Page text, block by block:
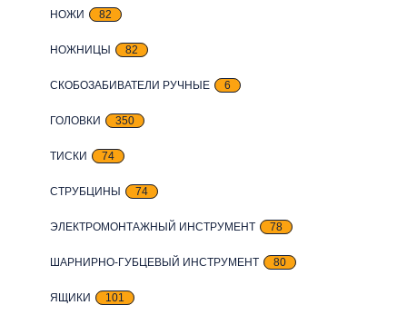
НОЖИ 82
НОЖНИЦЫ 82
СКОБОЗАБИВАТЕЛИ РУЧНЫЕ 6
ГОЛОВКИ 350
ТИСКИ 74
СТРУБЦИНЫ 74
ЭЛЕКТРОМОНТАЖНЫЙ ИНСТРУМЕНТ 78
ШАРНИРНО-ГУБЦЕВЫЙ ИНСТРУМЕНТ 80
ЯЩИКИ 101